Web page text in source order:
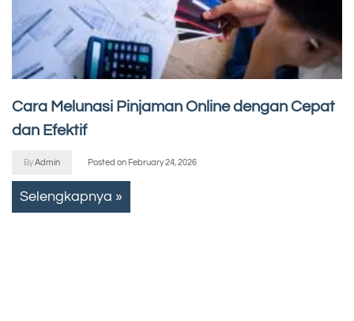
Cara Melunasi Pinjaman Online dengan Cepat
dan Efektif
ByAdmin Posted on February 24, 2026
Selengkapnya »